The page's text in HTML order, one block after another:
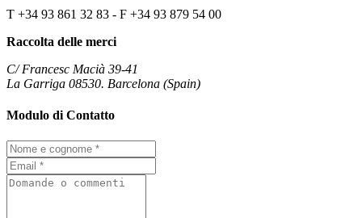
T +34 93 861 32 83 - F +34 93 879 54 00
Raccolta delle merci
C/ Francesc Macià 39-41
La Garriga 08530. Barcelona (Spain)
Modulo di Contatto